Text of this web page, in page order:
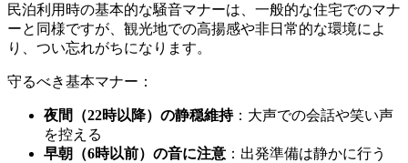
民泊利用時の基本的な騒音マナーは、一般的な住宅でのマナ
ーと同様ですが、観光地での高揚感や非日常的な環境によ
り、つい忘れがちになります。
守るべき基本マナー：
夜間（22時以降）の静穏維持：大声での会話や笑い声
を控える
早朝（6時以前）の音に注意 ：出発準備は静かに行う